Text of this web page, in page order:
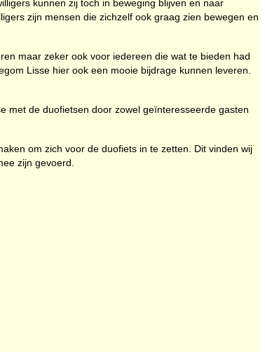
kunnen zij toch in beweging blijven en naar
zijn mensen die zichzelf ook graag zien bewegen en
maar zeker ook voor iedereen die wat te bieden had
Lisse hier ook een mooie bijdrage kunnen leveren.
met de duofietsen door zowel geïnteresseerde gasten
om zich voor de duofiets in te zetten. Dit vinden wij
zijn gevoerd.